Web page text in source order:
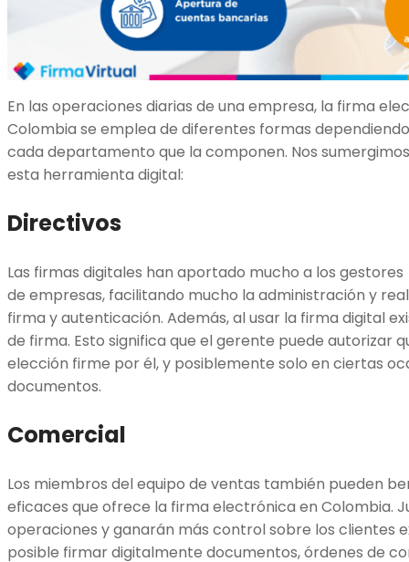
En las operaciones diarias de una empresa, la firma
Colombia se emplea de diferentes formas
cada departamento que la componen. Nos
esta herramienta digital:
Directivos
Las firmas digitales han aportado mucho a los gestores
de empresas, facilitando mucho la administración y
firma y autenticación. Además, al usar la firma digital
de firma. Esto significa que el gerente puede autorizar
elección firme por él, y posiblemente solo en ciertas
documentos.
Comercial
Los miembros del equipo de ventas también pueden
eficaces que ofrece la firma electrónica en Colombia.
operaciones y ganarán más control sobre los clientes
posible firmar digitalmente documentos, órdenes de